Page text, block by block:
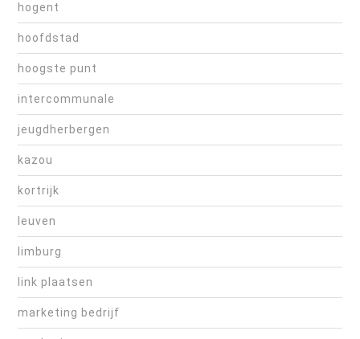
hogent
hoofdstad
hoogste punt
intercommunale
jeugdherbergen
kazou
kortrijk
leuven
limburg
link plaatsen
marketing bedrijf